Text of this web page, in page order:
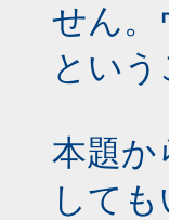
せん。
とい
本題か
しても